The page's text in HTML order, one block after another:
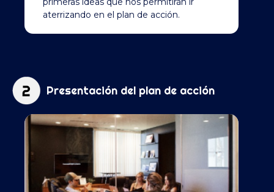
aterrizando en el plan de acción.
Presentación del plan de acción